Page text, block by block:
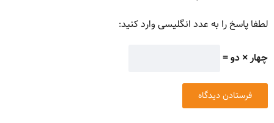
لطفا پاسخ را به عدد انگلیسی وارد کنید:
چهار × دو =